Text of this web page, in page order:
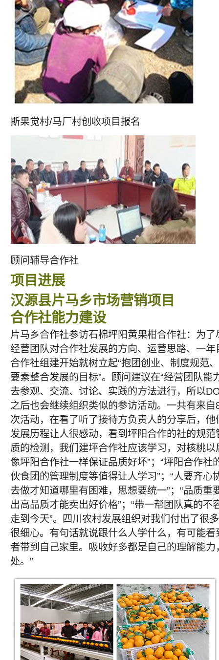
斯果觉村/马厂村创收项目报名
顾问辅导合作社
项目进展
汉源县片马乡市场营销项目
合作社能力建设
片马乡合作社参访石棉坪阳黄果柑合作社：为
经营团队对合作社发展的方向、运营思路、一
合作社组建开始就树立起“抱团创业、制度规范
要素整合发展的目标”。顾问建议在“经营团队能
去参观、交流、讨论、实践的方法进行，所以
之后也会继续组织类似的参访活动。一共有来
次活动，在看了听了接待方负责人的分享后，
发展历程让人很感动，看到坪阳合作的社的规
质的检测，我们建坪合作社应该学习，对核桃
像坪阳合作社一样保证品质好坏”；“坪阳合作社
伙食团的管理制度等值得让人学习”；“人要齐
去做才知道哪里有困难，思想要统一”；“品质
出高品质才能卖出好价格”；“带一帮团队真的
走到今天”。四川农村发展组织对我们付出了很
很细心。有句话就说跟什么人学什么，有可能
者带到自己家里。吸收好多都是自己的理解能
处。”